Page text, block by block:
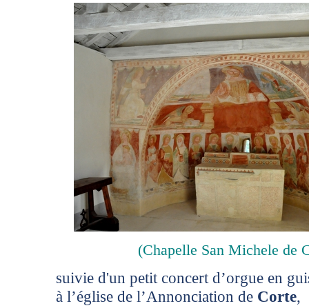
(Chapelle San Michele de
suivie d'un petit concert d’orgue en
à l’église de l’Annonciation de Corte,